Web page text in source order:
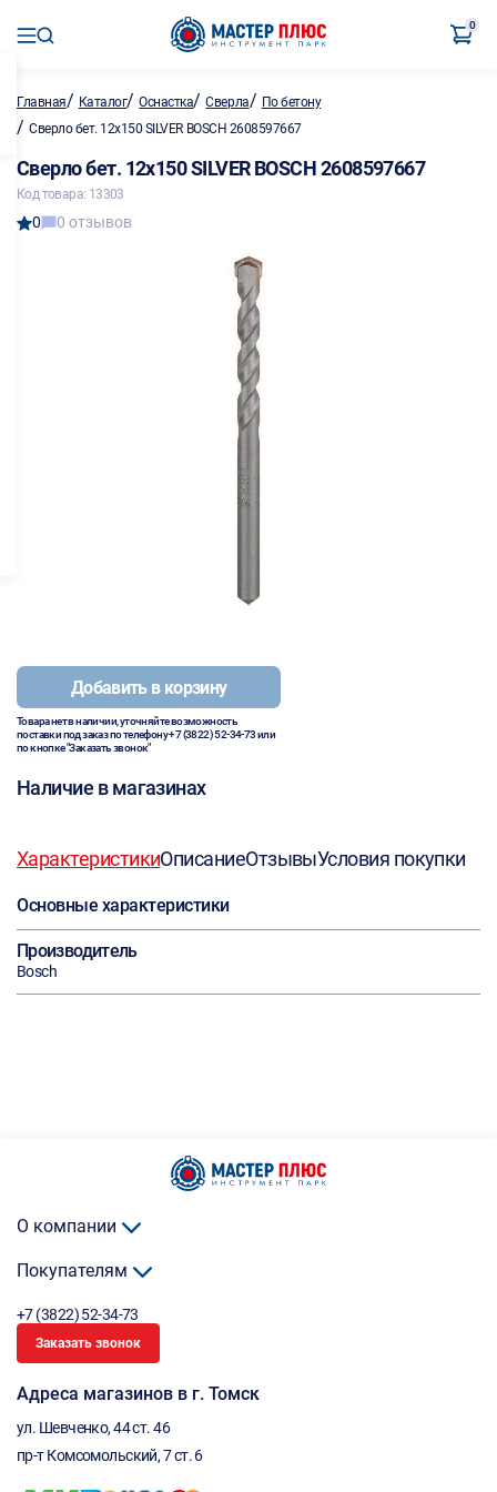
0
Главная/ Каталог/Оснастка/Сверла/ По бетону
/ Сверло бет. 12х150 SILVER BOSCH 2608597667
Сверло бет. 12х150 SILVER BOSCH 2608597667
Код товара: 13303
0 0 отзывов
Добавить в корзину
Товара нет в наличии, уточняйте возможность
поставки под заказ по телефону+7 (3822) 52-34-73или
по кнопке "Заказать звонок"
Наличие в магазинах
ХарактеристикиОписаниеОтзывыУсловия покупки
Основные характеристики
Производитель
Bosch
О компании
Покупателям
+7 (3822) 52-34-73
Заказать звонок
Адреса магазинов в г. Томск
ул. Шевченко, 44 ст. 46
пр-т Комсомольский, 7 ст. 6